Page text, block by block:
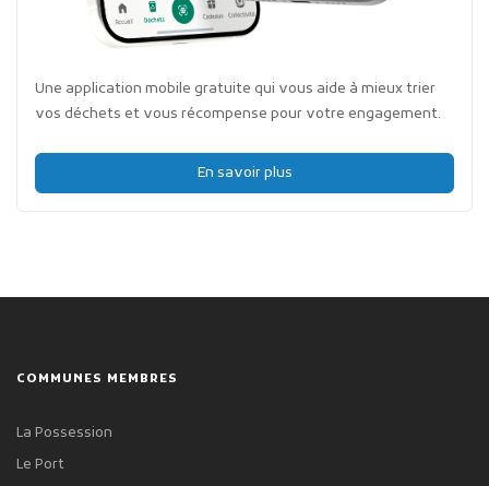
Une application mobile gratuite qui vous aide à mieux trier
vos déchets et vous récompense pour votre engagement.
En savoir plus
COMMUNES MEMBRES
La Possession
Le Port